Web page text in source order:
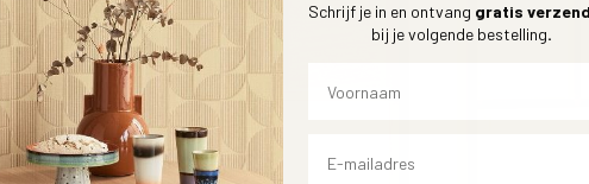
merken.
Aarzel
Schrijf je in en ontvang gratis
bij je volgende bestelling.